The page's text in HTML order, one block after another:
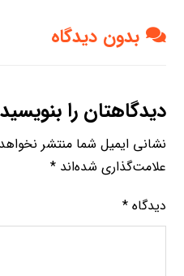
بدون دیدگاه
دیدگاهتان را بنویسید
نشانی ایمیل شما منتشر
علامت‌گذاری شده‌اند*
دیدگاه*